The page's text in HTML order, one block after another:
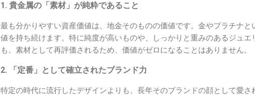
1. 貴金属の「素材」が純粋であること
最も分かりやすい資産価値は、地金そのものの価値です。金やプラチナ
値を持ち続けます。特に純度が高いものや、しっかりと重みのあるジュ
も、素材として再評価されるため、価値がゼロになることはありません。
2. 「定番」として確立されたブランド力
特定の時代に流行したデザインよりも、長年そのブランドの顔として愛